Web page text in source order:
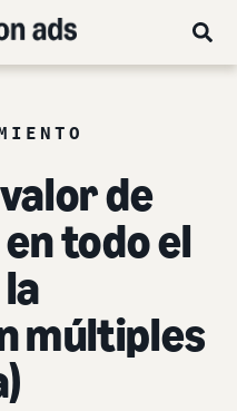
de
todo el
múltiples